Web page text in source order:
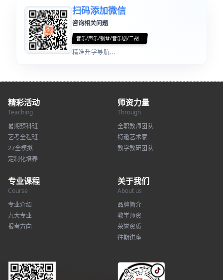
扫码添加微信
咨询相关问题
音乐/声乐/钢琴/音乐剧/二胡...
精准升学导航...
精彩活动
Teaching
暑期预科班
艺考全程班
27全模拟
定制化培养
师资力量
Through
全职教师团队
特邀艺术家
教学教研团队
专业课程
Course
专业介绍
九大专业
报考方向
关于我们
About us
品牌简介
教学师资
荣誉资质
往期讲座